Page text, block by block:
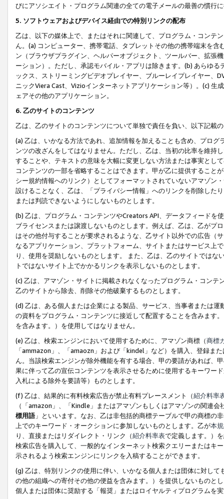
びにアソシエイト・プログラム関連の全ての電子メールの最善の慣行
5. ソフトウェアおよびデバイス経由での特別リンクの配布
乙は、以下の媒体上で、またはそれに関連して、プログラム・コンテ
ん。(a) コンピューター、携帯電話、タブレットその他の携帯端末を
ン（ブラウザプラグイン、ヘルパーオブジェクト、ツールバー、拡張
ーション）。ただし、承認モバイル・アプリは除きます。(b) あらゆ
ックス、ストリーミングビデオプレイヤー、ブルーレイプレイヤー、
ニックViera Cast、Vizioインターネットアプリケーション等）。(c)
ェアその他のアプリケーション。
6. 乙のサイトのコンテンツ
乙は、乙のサイトのコンテンツについて単独で責任を負い、以下記載
(a) 乙は、いかなる方法であれ、追加情報を加えることも含め、プロ
ンツの改ざんをしてはなりません。ただし、乙は、当初の比率を維持
することや、テキストの意味を大幅に変更しない方法または事実とし
コンテンツの一部を省略することはできます。甲が乙に提供すること
シー規約情報へのリンク）としてフォーマットされていないアマゾン
設けることなく、乙は、「プライバシー情報」へのリンクを削除した
または判読できないようにしないものとします。
(b) 乙は、プログラム・コンテンツやCreators API、データフィード
ブライセンスまたは譲渡しないものとします。例えば、乙は、乙がプ
はその他付与することが要求されるような、乙サイト以外での広告（
なるアプリケーション、プラットフォーム、サイトまたはサービス上
り、使用を奨励しないものとします。 また、乙は、乙のサイトでは
トではないサイト上でかかるリンクを表示しないものとします。
(c) 乙は、アマゾン・サイトに掲載されなくなったプログラム・コン
乙のサイトから除去、削除その他破棄するものとします。
(d) 乙は、ある個人または企業による製品、サービス、当事者または
の資料をプログラム・コンテンツに接近して配置することを含みます
を含みます。）を使用してはなりません。
(e) 乙は、検索エンジンにおいて使用するために、アマゾン商標（商標
「ammazon」、「amaozn」および「kindel」など）を購入、登録ま
ん。当該検索エンジンが除外機能を有する場合、甲の要請があれば、
果に伴って乙の宣伝コンテンツを表示させるために使用するキーワー
入札による除外を要請等）ものとします。
(f) 乙は、結果的に有料検索広告が禁止有料プレースメント（紹介料率
（「amazon」、「Kindle」またはアマゾンもしくはアマゾンの関連
標用語」といいます。なお、乙は非包括的商標テーブルで甲の商標の
上でのキーワード・オークションに参加しないものとします。乙が本
り、直接またはリダイレクト・リンク（紹介料率表で定義します。）
検索広告を購入して、一般的なインターネット検索クエリーまたはキ
示されるよう検索エンジンにリンクを入稿することができます。
(g) 乙は、特別リンクの使用に伴い、いかなる個人または団体に対し
の他の組織への寄付その他の便益を含みます。）を提供しないものと
個人または団体に奨励する「報奨」またはロイヤルティプログラムを